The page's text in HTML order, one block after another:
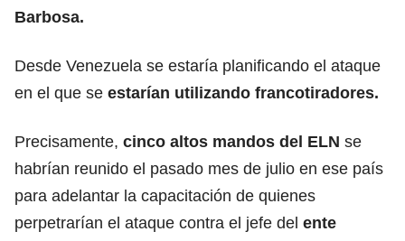
Barbosa.
Desde Venezuela se estaría planificando el ataque
en el que se estarían utilizando francotiradores.
Precisamente, cinco altos mandos del ELN se
habrían reunido el pasado mes de julio en ese país
para adelantar la capacitación de quienes
perpetrarían el ataque contra el jefe del ente